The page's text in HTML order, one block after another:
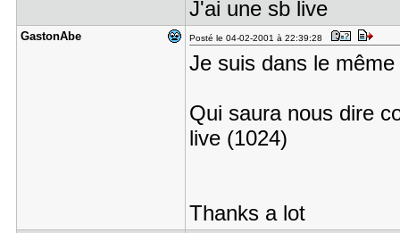
J'ai une sb live
GastonAbe Posté le 04-02-2001 à 22:39:28
Je suis dans le
Qui saura nous dire
live (1024)
Thanks a lot